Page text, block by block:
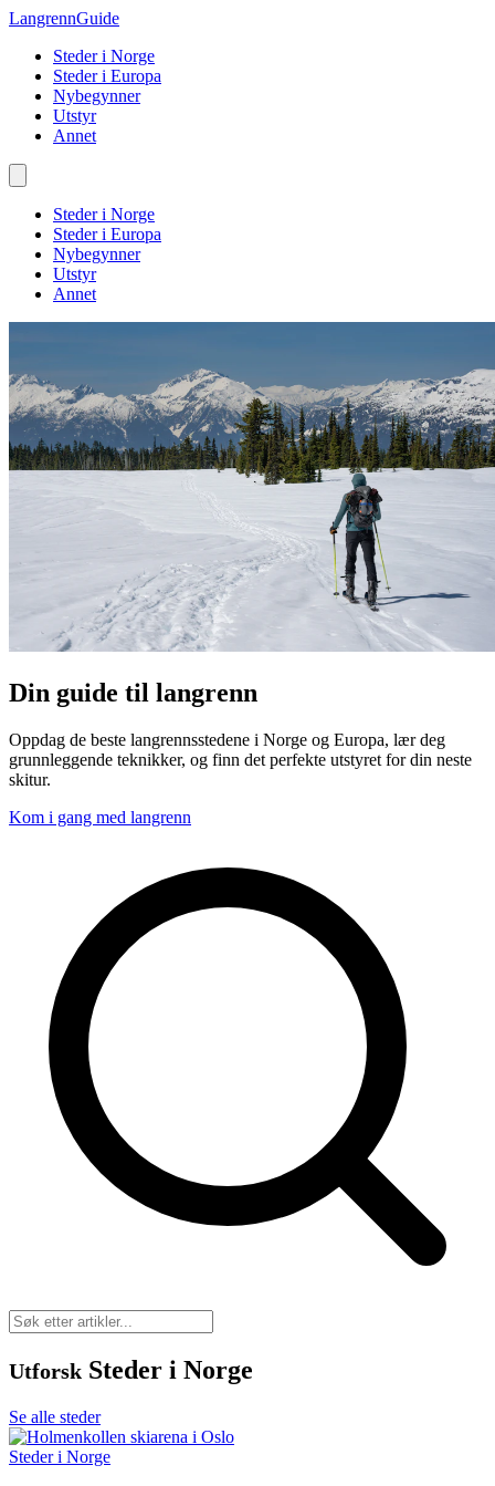
LangrennGuide
Steder i Norge
Steder i Europa
Nybegynner
Utstyr
Annet
Steder i Norge
Steder i Europa
Nybegynner
Utstyr
Annet
Din guide til langrenn
Oppdag de beste langrennsstedene i Norge og Europa, lær deg
grunnleggende teknikker, og finn det perfekte utstyret for din neste
skitur.
Kom i gang med langrenn
Utforsk Steder i Norge
Se alle steder
Steder i Norge